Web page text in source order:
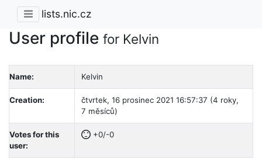
lists.nic.cz
User profile for Kelvin
Name: Kelvin
Creation:
čtvrtek, 16 prosinec 2021 16:57:37 (4 roky,
7 měsíců)
Votes for this
user:
+0/-0